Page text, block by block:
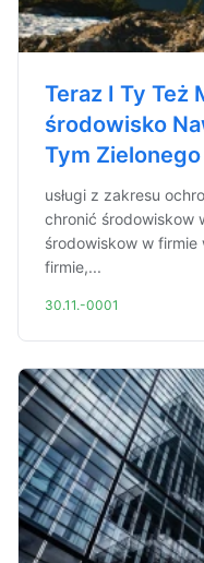
Teraz I Ty Też
środowisko
Tym
usługi z zakresu
chronić środowiskow
środowiskow w firmie
firmie,...
30.11.-0001